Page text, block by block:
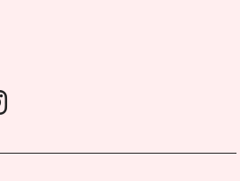
Cvandaag
Cvandaag
Instagram van